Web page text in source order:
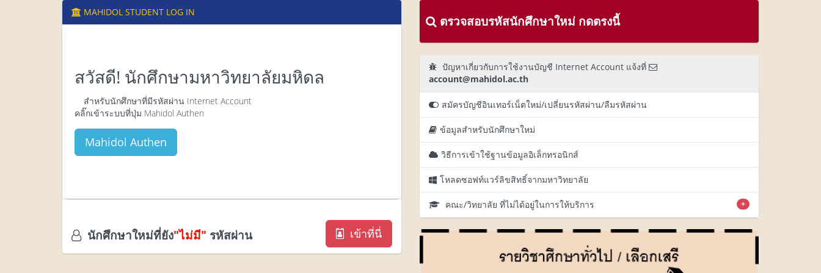
MAHIDOL STUDENT LOG IN
สวัสดี! นักศึกษามหาวิทยาลัยมหิดล
สำหรับนักศึกษาที่มีรหัสผ่าน Internet Account
คลิ๊กเข้าระบบที่ปุ่ม Mahidol Authen
นักศึกษาใหม่ที่ยัง"ไม่มี" รหัสผ่าน เข้าที่นี่
ตรวจสอบรหัสนักศึกษาใหม่ กดตรงนี้
ปัญหาเกี่ยวกับการใช้งานบัญชี Internet Account แจ้งที่
account@mahidol.ac.th
สมัครบัญชีอินเทอร์เน็ตใหม่/เปลี่ยนรหัสผ่าน/ลืมรหัสผ่าน
ข้อมูลสำหรับนักศึกษาใหม่
วิธีการเข้าใช้ฐานข้อมูลอิเล็กทรอนิกส์
โหลดซอฟท์แวร์ลิขสิทธิ์จากมหาวิทยาลัย
+
คณะ/วิทยาลัย ที่ไม่ได้อยู่ในการให้บริการ